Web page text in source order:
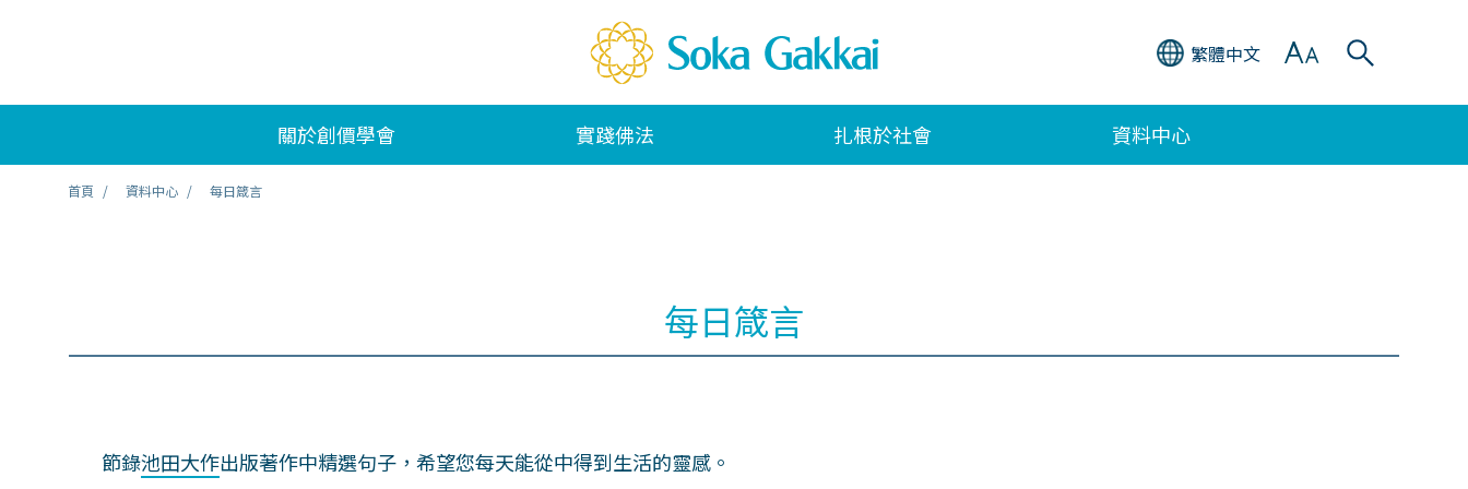
繁體中文
關於創價學會 實踐佛法 扎根於社會 資料中心
首頁 資料中心 每日箴言
每日箴言
節錄池田大作出版著作中精選句子，希望您每天能從中得到生活的靈感。